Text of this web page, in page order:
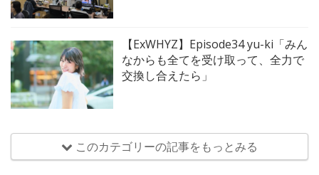
【ExWHYZ】Episode34 yu-ki「みん
なからも全てを受け取って、全力で
交換し合えたら」
このカテゴリーの記事をもっとみる